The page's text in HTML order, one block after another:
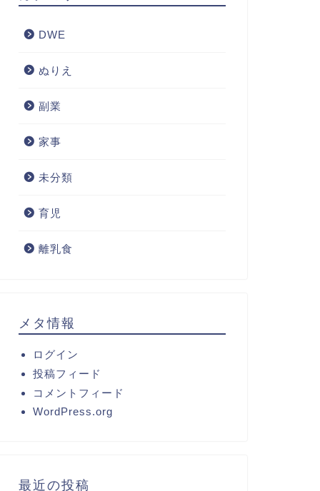
DWE
ぬりえ
副業
家事
未分類
育児
離乳食
メタ情報
ログイン
投稿フィード
コメントフィード
WordPress.org
最近の投稿